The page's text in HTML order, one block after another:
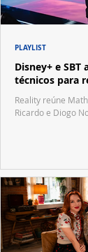
Disney+ e
técnicos para
Reality reúne
Ricardo e Diogo
PLAYLIST